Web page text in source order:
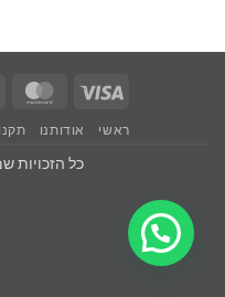
Visa
ראשי אודותנו
כל הזכויות